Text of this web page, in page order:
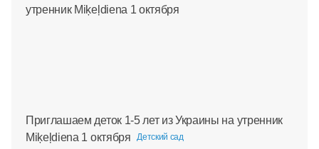
Приглашаем деток 1-5 лет из Украины на утренник
Miķeļdiena 1 октября
Детский сад